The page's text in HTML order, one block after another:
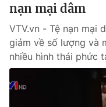
Góc doanh nghiệp
Truyền hình
Phim VTV
Hậu trường
Nhân vật
Giải trí
Điện ảnh
Âm nhạc
nạn mại dâm
VTV.vn - Tệ nạn mại
giảm về số lượng và
nhiều hình thái phức